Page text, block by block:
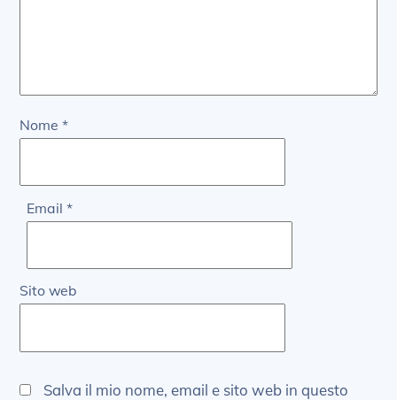
Nome *
Email *
Sito web
Salva il mio nome, email e sito web in questo